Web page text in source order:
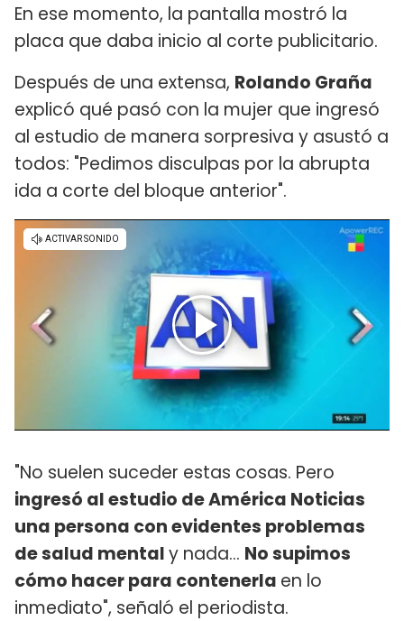
En ese momento, la pantalla mostró la
placa que daba inicio al corte publicitario.
Después de una extensa, Rolando Graña
explicó qué pasó con la mujer que ingresó
al estudio de manera sorpresiva y asustó a
todos: "Pedimos disculpas por la abrupta
ida a corte del bloque anterior".
"No suelen suceder estas cosas. Pero
ingresó al estudio de América Noticias
una persona con evidentes problemas
de salud mentaly nada... No supimos
cómo hacer para contenerla en lo
inmediato", señaló el periodista.